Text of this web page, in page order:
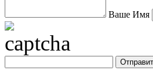
Ваше Имя